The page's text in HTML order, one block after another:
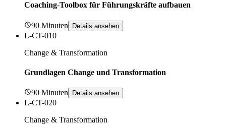
Coaching-Toolbox für Führungskräfte aufbauen
90 Minuten Details ansehen
L-CT-010
Change & Transformation
Grundlagen Change und Transformation
90 Minuten Details ansehen
L-CT-020
Change & Transformation